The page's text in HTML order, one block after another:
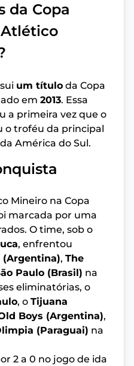
da Copa
um título da Copa
em 2013. Essa
a primeira vez que o
o troféu da principal
América do Sul.
Mineiro na Copa
marcada por uma
O time, sob o
, enfrentou
(Argentina), The
Paulo (Brasil) na
eliminatórias, o
, o Tijuana
Boys (Argentina),
(Paraguai) na
2 a 0 no jogo de ida